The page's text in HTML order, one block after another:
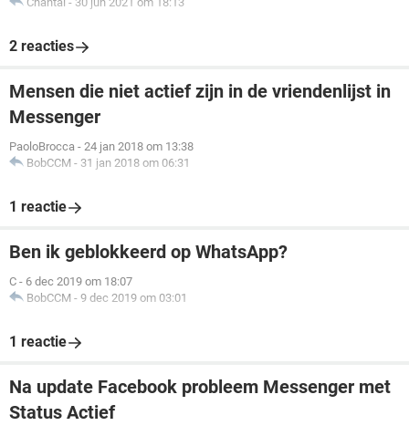
2 reacties
Mensen die niet actief zijn in de vriendenlijst in
Messenger
PaoloBrocca - 24 jan 2018 om 13:38
BobCCM - 31 jan 2018 om 06:31
1 reactie
Ben ik geblokkeerd op WhatsApp?
C - 6 dec 2019 om 18:07
BobCCM - 9 dec 2019 om 03:01
1 reactie
Na update Facebook probleem Messenger met
Status Actief